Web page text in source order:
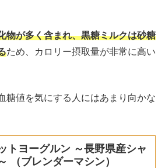
物が多く含まれ、黒糖ミルクは砂糖
ため、カロリー摂取量が非常に高い
糖値を気にする人にはあまり向かな
トヨーグルン ～長野県産シャ
（ブレンダーマシン）